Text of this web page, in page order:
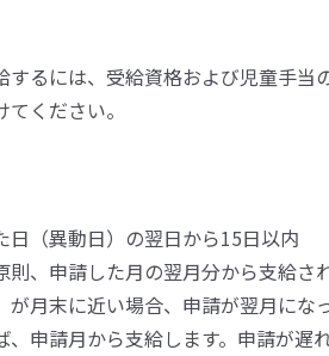
するには、受給資格および児童手当
ください。
日（異動日）の翌日から15日以内
則、申請した月の翌月分から支給さ
が月末に近い場合、申請が翌月にな
、申請月から支給します。申請が遅